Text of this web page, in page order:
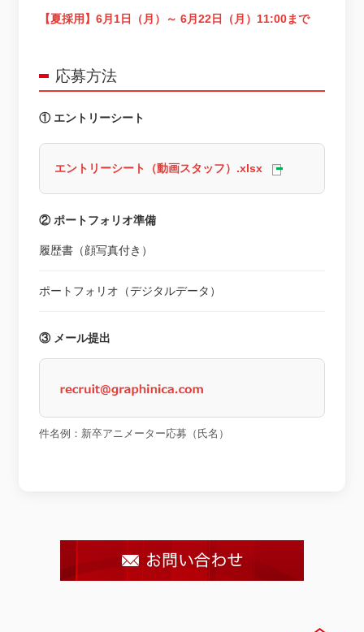
【夏採用】6月1日（月）～ 6月22日（月）11:00まで
応募方法
① エントリーシート
エントリーシート（動画スタッフ）.xlsx
② ポートフォリオ準備
履歴書（顔写真付き）
ポートフォリオ（デジタルデータ）
③ メール提出
件名例：新卒アニメーター応募（氏名）